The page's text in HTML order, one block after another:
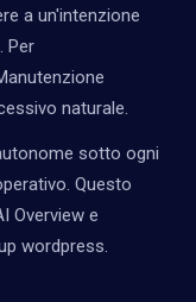
a un'intenzione
Per
naturale.
sotto ogni
Questo
Overview e
wordpress.